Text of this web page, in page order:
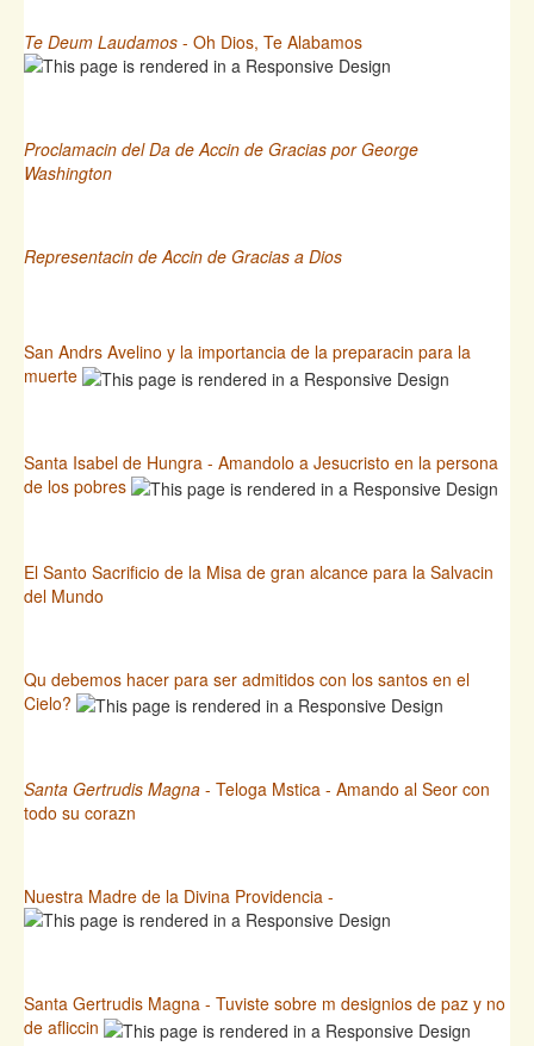
Te Deum Laudamos - Oh Dios, Te Alabamos
Proclamacin del Da de Accin de Gracias por George
Washington
Representacin de Accin de Gracias a Dios
San Andrs Avelino y la importancia de la preparacin para la
muerte
Santa Isabel de Hungra - Amandolo a Jesucristo en la persona
de los pobres
El Santo Sacrificio de la Misa de gran alcance para la Salvacin
del Mundo
Qu debemos hacer para ser admitidos con los santos en el
Cielo?
Santa Gertrudis Magna - Teloga Mstica - Amando al Seor con
todo su corazn
Nuestra Madre de la Divina Providencia -
Santa Gertrudis Magna - Tuviste sobre m designios de paz y no
de afliccin